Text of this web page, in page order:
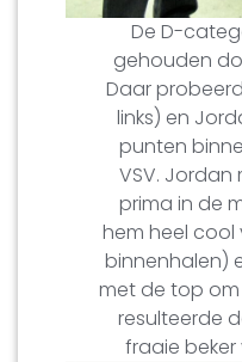
De D-
gehouden
Daar
links) en
punten
VSV.
prima in de
hem heel
binnenhalen)
met de top om
resulteerde
fraaie